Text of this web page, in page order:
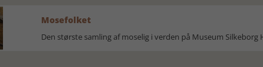
Mosefolket
Den største samling af moselig i verden på Museum Silkeborg